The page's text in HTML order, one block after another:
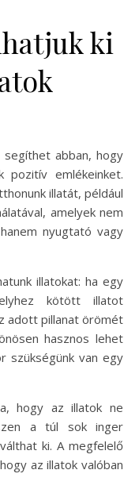
ki
segíthet abban, hogy
pozitív emlékeinket.
illatát, például
amelyek nem
nyugtató vagy
illatokat: ha egy
kötött illatot
adott pillanat örömét
hasznos lehet
szükségünk van egy
hogy az illatok ne
a túl sok inger
ki. A megfelelő
az illatok valóban